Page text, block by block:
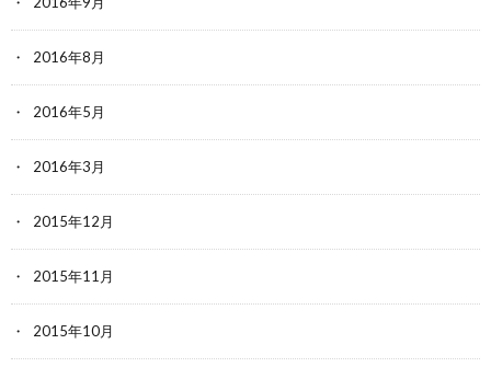
2016年8月
2016年5月
2016年3月
2015年12月
2015年11月
2015年10月